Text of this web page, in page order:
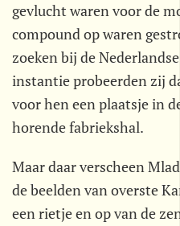
gevlucht waren voor de
compound op waren
zoeken bij de
instantie probeerden zij
voor hen een plaatsje in
horende fabriekshal.
Maar daar verscheen
de beelden van overste
een rietje en op van de